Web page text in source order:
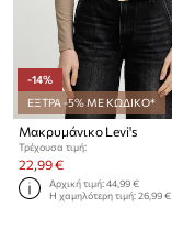
-14%
ΕΞΤΡΑ -5% ΜΕ ΚΩΔΙΚΟ*
Μακρυμάνικο Levi's
Τρέχουσα τιμή:
22,99 €
Αρχική τιμή:44,99 €
Η χαμηλότερη τιμή:26,99 €